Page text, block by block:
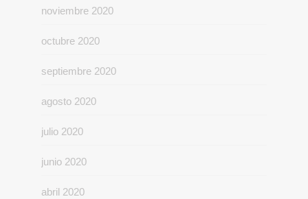
noviembre 2020
octubre 2020
septiembre 2020
agosto 2020
julio 2020
junio 2020
abril 2020